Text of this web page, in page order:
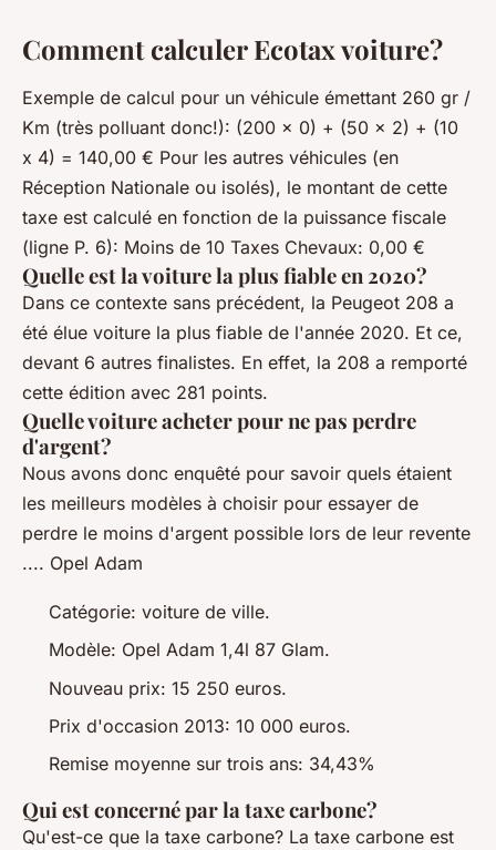
Comment calculer Ecotax voiture?
Exemple de calcul pour un véhicule émettant 260 gr /
Km (très polluant donc!): (200 x 0) + (50 x 2) + (10
x 4) = 140,00 € Pour les autres véhicules (en
Réception Nationale ou isolés), le montant de cette
taxe est calculé en fonction de la puissance fiscale
(ligne P. 6): Moins de 10 Taxes Chevaux: 0,00 €
Quelle est la voiture la plus fiable en 2020?
Dans ce contexte sans précédent, la Peugeot 208 a
été élue voiture la plus fiable de l'année 2020. Et ce,
devant 6 autres finalistes. En effet, la 208 a remporté
cette édition avec 281 points.
Quelle voiture acheter pour ne pas perdre
d'argent?
Nous avons donc enquêté pour savoir quels étaient
les meilleurs modèles à choisir pour essayer de
perdre le moins d'argent possible lors de leur revente
.... Opel Adam
Catégorie: voiture de ville.
Modèle: Opel Adam 1,4l 87 Glam.
Nouveau prix: 15 250 euros.
Prix ​​d'occasion 2013: 10 000 euros.
Remise moyenne sur trois ans: 34,43%
Qui est concerné par la taxe carbone?
Qu'est-ce que la taxe carbone? La taxe carbone est